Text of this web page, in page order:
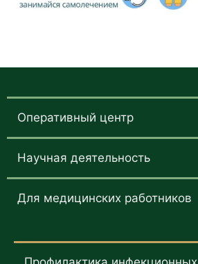
Оперативный центр
Научная деятельность
Для медицинских работников